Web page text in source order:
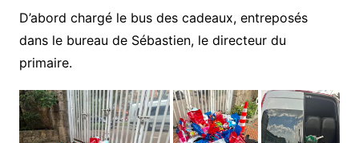
D’abord chargé le bus des cadeaux, entreposés
dans le bureau de Sébastien, le directeur du
primaire.